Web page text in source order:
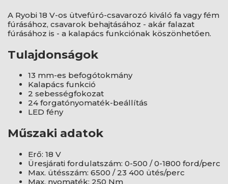
A Ryobi 18 V-os ütvefúró-csavarozó kiváló fa vagy fém
fúrásához, csavarok behajtásához - akár falazat
fúrásához is - a kalapács funkciónak köszönhetően.
Tulajdonságok
13 mm-es befogótokmány
Kalapács funkció
2 sebességfokozat
24 forgatónyomaték-beállítás
LED fény
Műszaki adatok
Erő: 18 V
Üresjárati fordulatszám: 0-500 / 0-1800 ford/perc
Max. ütésszám: 6500 / 23 400 ütés/perc
Max. nyomaték: 250 Nm